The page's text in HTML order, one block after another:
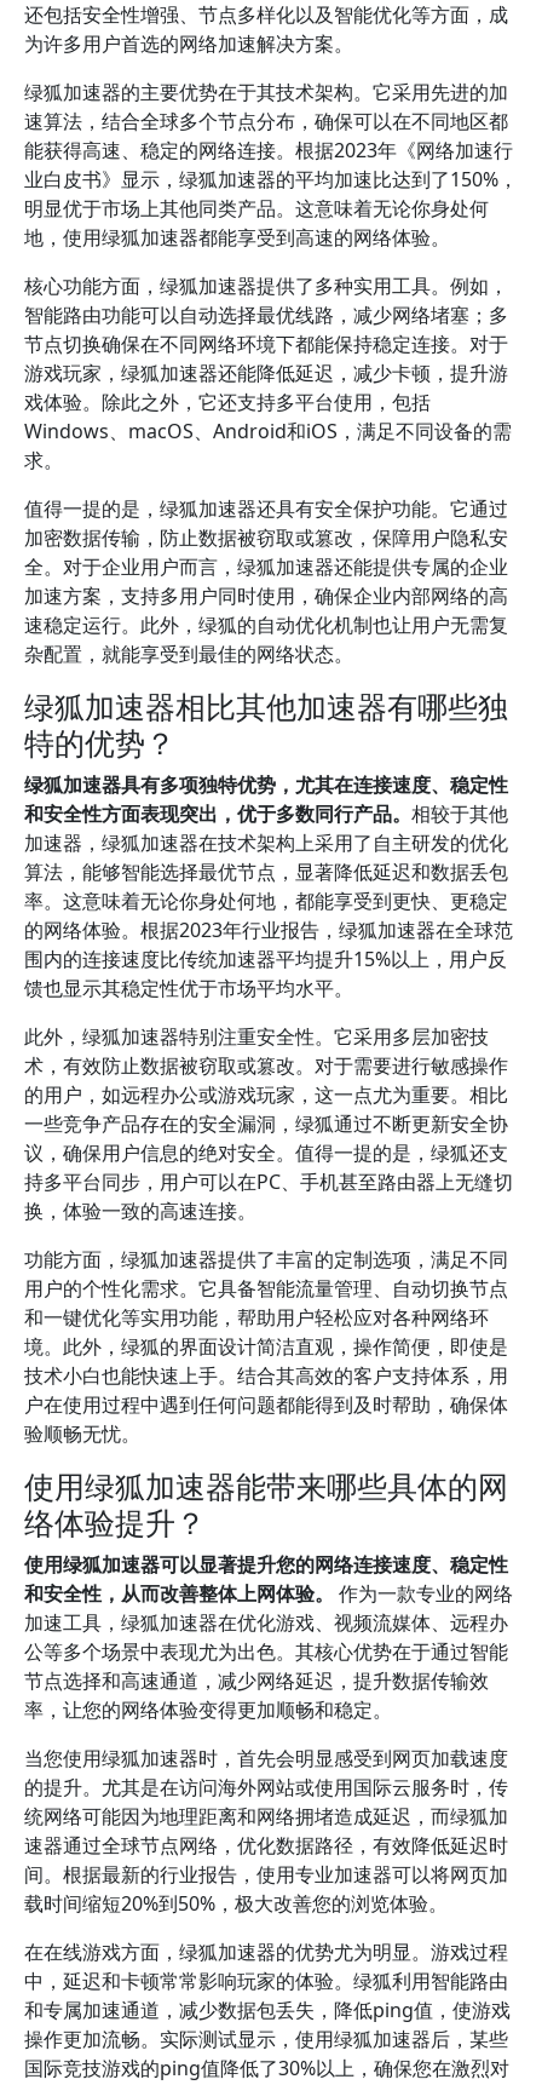
还包括安全性增强、节点多样化以及智能优化等方面，成
为许多用户首选的网络加速解决方案。
绿狐加速器的主要优势在于其技术架构。它采用先进的加
速算法，结合全球多个节点分布，确保可以在不同地区都
能获得高速、稳定的网络连接。根据2023年《网络加速行
业白皮书》显示，绿狐加速器的平均加速比达到了150%，
明显优于市场上其他同类产品。这意味着无论你身处何
地，使用绿狐加速器都能享受到高速的网络体验。
核心功能方面，绿狐加速器提供了多种实用工具。例如，
智能路由功能可以自动选择最优线路，减少网络堵塞；多
节点切换确保在不同网络环境下都能保持稳定连接。对于
游戏玩家，绿狐加速器还能降低延迟，减少卡顿，提升游
戏体验。除此之外，它还支持多平台使用，包括
Windows、macOS、Android和iOS，满足不同设备的需
求。
值得一提的是，绿狐加速器还具有安全保护功能。它通过
加密数据传输，防止数据被窃取或篡改，保障用户隐私安
全。对于企业用户而言，绿狐加速器还能提供专属的企业
加速方案，支持多用户同时使用，确保企业内部网络的高
速稳定运行。此外，绿狐的自动优化机制也让用户无需复
杂配置，就能享受到最佳的网络状态。
绿狐加速器相比其他加速器有哪些独
特的优势？
绿狐加速器具有多项独特优势，尤其在连接速度、稳定性
和安全性方面表现突出，优于多数同行产品。 相较于其他
加速器，绿狐加速器在技术架构上采用了自主研发的优化
算法，能够智能选择最优节点，显著降低延迟和数据丢包
率。这意味着无论你身处何地，都能享受到更快、更稳定
的网络体验。根据2023年行业报告，绿狐加速器在全球范
围内的连接速度比传统加速器平均提升15%以上，用户反
馈也显示其稳定性优于市场平均水平。
此外，绿狐加速器特别注重安全性。它采用多层加密技
术，有效防止数据被窃取或篡改。对于需要进行敏感操作
的用户，如远程办公或游戏玩家，这一点尤为重要。相比
一些竞争产品存在的安全漏洞，绿狐通过不断更新安全协
议，确保用户信息的绝对安全。值得一提的是，绿狐还支
持多平台同步，用户可以在PC、手机甚至路由器上无缝切
换，体验一致的高速连接。
功能方面，绿狐加速器提供了丰富的定制选项，满足不同
用户的个性化需求。它具备智能流量管理、自动切换节点
和一键优化等实用功能，帮助用户轻松应对各种网络环
境。此外，绿狐的界面设计简洁直观，操作简便，即使是
技术小白也能快速上手。结合其高效的客户支持体系，用
户在使用过程中遇到任何问题都能得到及时帮助，确保体
验顺畅无忧。
使用绿狐加速器能带来哪些具体的网
络体验提升？
使用绿狐加速器可以显著提升您的网络连接速度、稳定性
和安全性，从而改善整体上网体验。
作为一款专业的网络
加速工具，绿狐加速器在优化游戏、视频流媒体、远程办
公等多个场景中表现尤为出色。其核心优势在于通过智能
节点选择和高速通道，减少网络延迟，提升数据传输效
率，让您的网络体验变得更加顺畅和稳定。
当您使用绿狐加速器时，首先会明显感受到网页加载速度
的提升。尤其是在访问海外网站或使用国际云服务时，传
统网络可能因为地理距离和网络拥堵造成延迟，而绿狐加
速器通过全球节点网络，优化数据路径，有效降低延迟时
间。根据最新的行业报告，使用专业加速器可以将网页加
载时间缩短20%到50%，极大改善您的浏览体验。
在在线游戏方面，绿狐加速器的优势尤为明显。游戏过程
中，延迟和卡顿常常影响玩家的体验。绿狐利用智能路由
和专属加速通道，减少数据包丢失，降低ping值，使游戏
操作更加流畅。实际测试显示，使用绿狐加速器后，某些
国际竞技游戏的ping值降低了30%以上，确保您在激烈对